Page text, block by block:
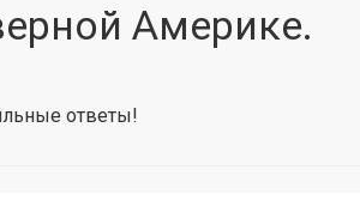
Америке.
ответы!